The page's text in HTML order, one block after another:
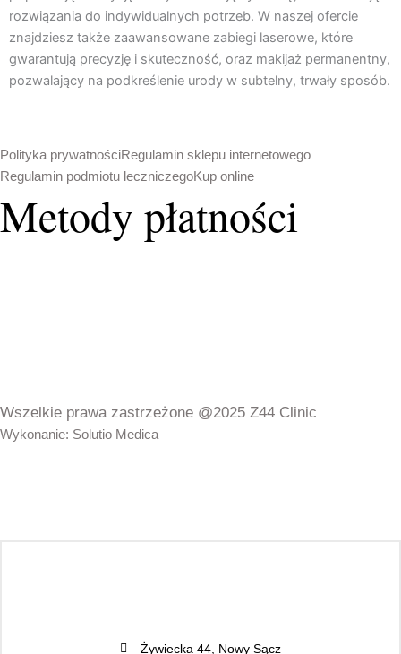
k
a
m
rozwiązania do indywidualnych potrzeb. W naszej ofercie
znajdziesz także zaawansowane zabiegi laserowe, które
gwarantują precyzję i skuteczność, oraz makijaż permanentny,
pozwalający na podkreślenie urody w subtelny, trwały sposób.
Polityka prywatnościRegulamin sklepu internetowego
Regulamin podmiotu leczniczegoKup online
Metody płatności
Wszelkie prawa zastrzeżone @2025 Z44 Clinic
Wykonanie: Solutio Medica
Żywiecka 44, Nowy Sącz